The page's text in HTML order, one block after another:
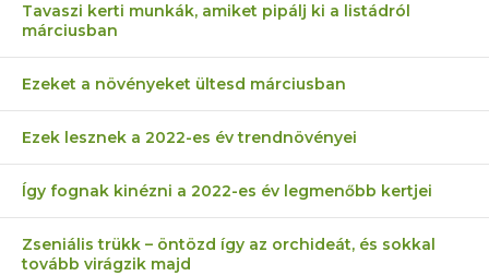
Tavaszi kerti munkák, amiket pipálj ki a listádról
márciusban
Ezeket a növényeket ültesd márciusban
Ezek lesznek a 2022-es év trendnövényei
Így fognak kinézni a 2022-es év legmenőbb kertjei
Zseniális trükk – öntözd így az orchideát, és sokkal
tovább virágzik majd